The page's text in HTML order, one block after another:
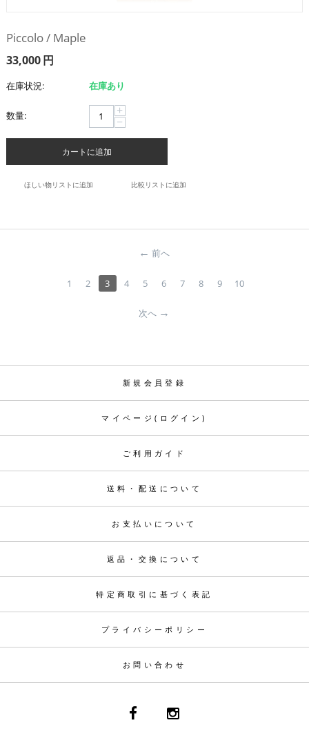
Piccolo / Maple
33,000円
在庫状況: 在庫あり
数量: +
−
カートに追加
ほしい物リストに追加 比較リストに追加
前へ
1 2 3 4 5 6 7 8 9 10
次へ
新規会員登録
マイページ(ログイン)
ご利用ガイド
送料・配送について
お支払いについて
返品・交換について
特定商取引に基づく表記
プライバシーポリシー
お問い合わせ